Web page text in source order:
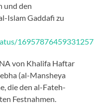
und den
Islam Gaddafi zu
von Khalifa Haftar
(al-Mansheya
die den al-Fateh-
Festnahmen.